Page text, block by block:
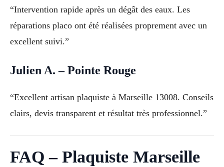
“Intervention rapide après un dégât des eaux. Les
réparations placo ont été réalisées proprement avec un
excellent suivi.”
Julien A. – Pointe Rouge
“Excellent artisan plaquiste à Marseille 13008. Conseils
clairs, devis transparent et résultat très professionnel.”
FAQ – Plaquiste Marseille